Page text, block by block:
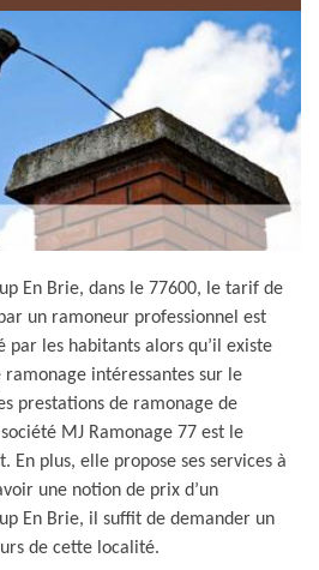
En Brie, dans le 77600, le tarif de
un ramoneur professionnel est
par les habitants alors qu’il existe
ramonage intéressantes sur le
prestations de ramonage de
MJ Ramonage 77 est le
En plus, elle propose ses services à
une notion de prix d’un
En Brie, il suffit de demander un
de cette localité.